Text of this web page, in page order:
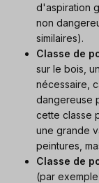
d'aspiration
non
similaires).
Classe de
sur le bois,
nécessaire,
dangereuse
cette classe
une grande
peintures,
Classe de
(par